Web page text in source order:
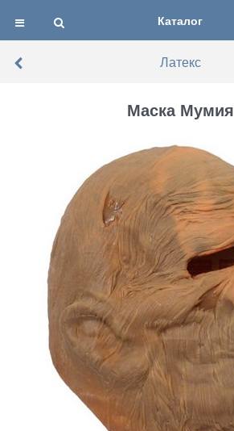
Каталог
Латекс
Маска Мумия